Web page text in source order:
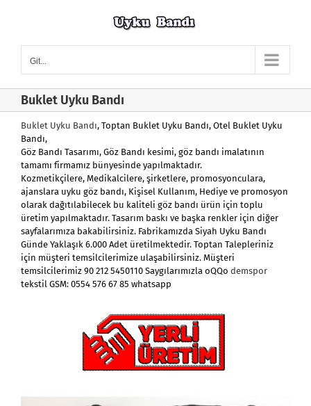
Git...
Buklet Uyku Bandı
Buklet Uyku Bandı, Toptan Buklet Uyku Bandı, Otel Buklet Uyku
Bandı,
Göz Bandı Tasarımı, Göz Bandı kesimi, göz bandı imalatının
tamamı firmamız bünyesinde yapılmaktadır.
Kozmetikçilere, Medikalcilere, şirketlere, promosyonculara,
ajanslara uyku göz bandı, Kişisel Kullanım, Hediye ve promosyon
olarak dağıtılabilecek bu kaliteli göz bandı ürün için toplu
üretim yapılmaktadır. Tasarım baskı ve başka renkler için diğer
sayfalarımıza bakabilirsiniz. Fabrikamızda Siyah Uyku Bandı
Günde Yaklaşık 6.000 Adet üretilmektedir. Toptan Talepleriniz
için müşteri temsilcilerimize ulaşabilirsiniz. Müşteri
temsilcilerimiz 90 212 5450110 Saygılarımızla oQQo demspor
tekstil GSM: 0554 576 67 85 whatsapp